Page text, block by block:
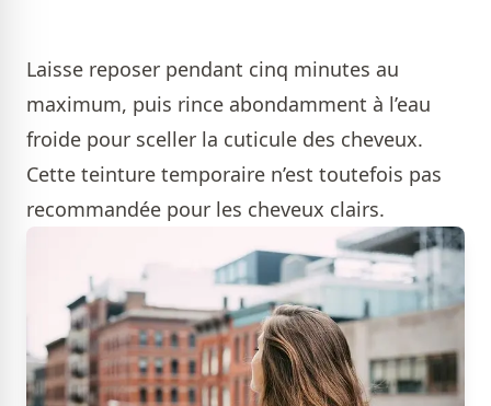
Laisse reposer pendant cinq minutes au
maximum, puis rince abondamment à l’eau
froide pour sceller la cuticule des cheveux.
Cette teinture temporaire n’est toutefois pas
recommandée pour les cheveux clairs.